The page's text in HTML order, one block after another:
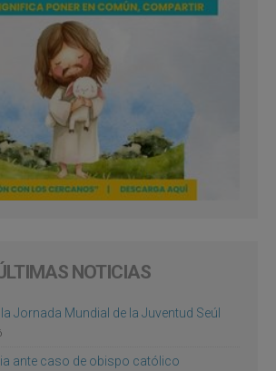
NOTICIAS
Jornada Mundial de la Juventud Seúl
ante caso de obispo católico